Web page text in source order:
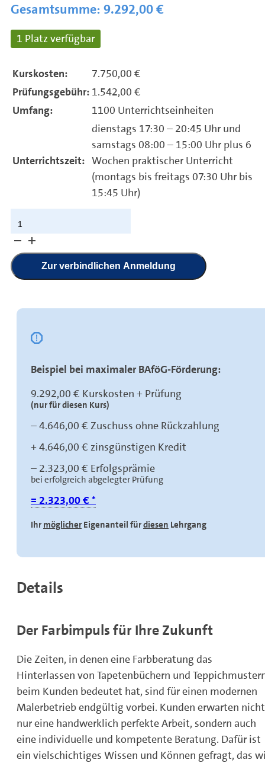
Gesamtsumme: 9.292,00€
1 Platz verfügbar
Kurskosten:
7.750,00 €
Prüfungsgebühr: 1.542,00 €
Umfang:
1100 Unterrichtseinheiten
Unterrichtszeit:
dienstags 17:30 – 20:45 Uhr und
samstags 08:00 – 15:00 Uhr plus 6
Wochen praktischer Unterricht
(montags bis freitags 07:30 Uhr bis
15:45 Uhr)
und
Lackierer/in
Teilzeitlehrgang
(Meistervorbereitung
Zur verbindlichen Anmeldung
Beispiel bei maximaler BAföG-Förderung:
9.292,00 € Kurskosten + Prüfung
(nur für diesen Kurs)
– 4.646,00 € Zuschuss ohne Rückzahlung
+ 4.646,00 € zinsgünstigen Kredit
– 2.323,00 € Erfolgsprämie
bei erfolgreich abgelegter Prüfung
= 2.323,00 € *
Ihr möglicher Eigenanteil fürdiesen Lehrgang
Details
Der Farbimpuls für Ihre Zukunft
Die Zeiten, in denen eine Farbberatung das
Hinterlassen von Tapetenbüchern und
beim Kunden bedeutet hat, sind für einen modernen
Malerbetrieb endgültig vorbei. Kunden erwarten nicht
nur eine handwerklich perfekte Arbeit, sondern auch
eine individuelle und kompetente Beratung. Dafür ist
ein vielschichtiges Wissen und Können gefragt, das